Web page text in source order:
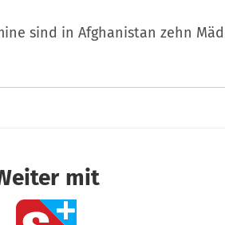
sind in Afghanistan zehn